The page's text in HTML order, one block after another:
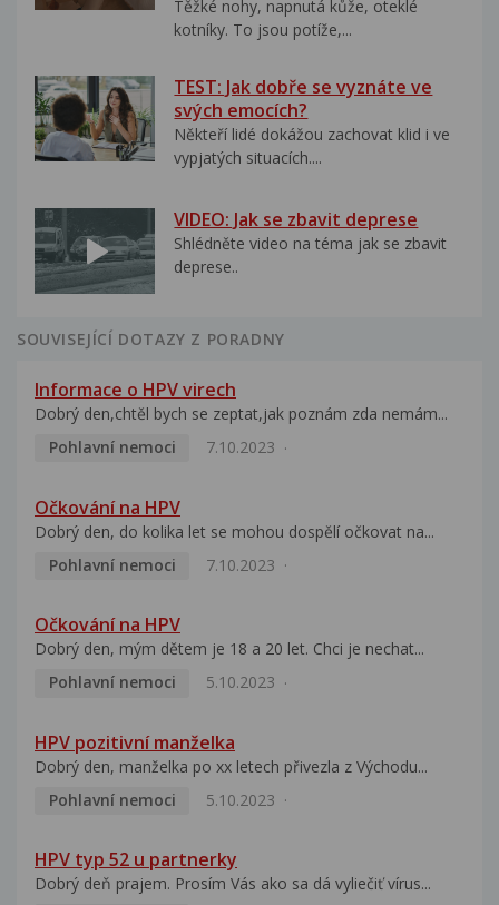
Těžké nohy, napnutá kůže, oteklé
kotníky. To jsou potíže,...
TEST: Jak dobře se vyznáte ve
svých emocích?
Někteří lidé dokážou zachovat klid i ve
vypjatých situacích....
VIDEO: Jak se zbavit deprese
Shlédněte video na téma jak se zbavit
deprese..
SOUVISEJÍCÍ DOTAZY Z PORADNY
Informace o HPV virech
Dobrý den,chtěl bych se zeptat,jak poznám zda nemám...
Pohlavní nemoci
7.10.2023
Očkování na HPV
Dobrý den, do kolika let se mohou dospělí očkovat na...
Pohlavní nemoci
7.10.2023
Očkování na HPV
Dobrý den, mým dětem je 18 a 20 let. Chci je nechat...
Pohlavní nemoci
5.10.2023
HPV pozitivní manželka
Dobrý den, manželka po xx letech přivezla z Východu...
Pohlavní nemoci
5.10.2023
HPV typ 52 u partnerky
Dobrý deň prajem. Prosím Vás ako sa dá vyliečiť vírus...